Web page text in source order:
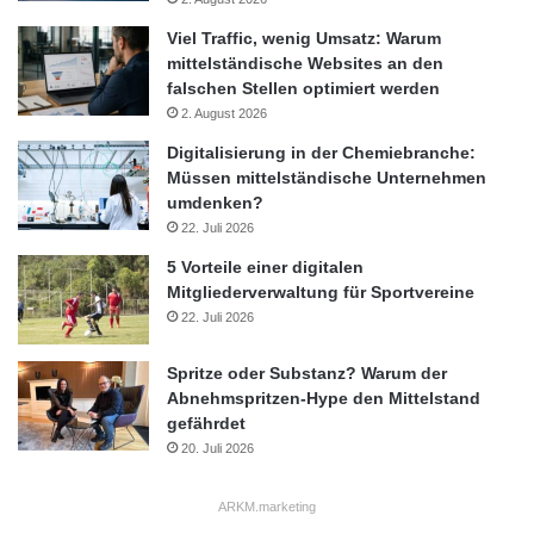
Herausforderungen und
Lösungsansätze für den
Mittelstand
Während Großunternehmen oftmals über die finanziellen und
personellen Mittel verfügen, um nachhaltige Prozesse zügig
umzusetzen, sehen sich mittelständische Betriebe häufig mit
spezifischen Problemen konfrontiert. Hohe Investitionskosten,
fehlende Fachkenntnisse und ein eng getakteter Zeitplan wirken
oftmals als Hemmnisse. Hinzu kommt, dass der Druck seitens
der Kunden, Lieferanten und der Politik mitunter als Belastung
empfunden wird.
Viel Traffic, wenig Umsatz: Warum
mittelständische Websites an den
falschen Stellen optimiert werden
2. August 2026
Digitalisierung in der Chemiebranche:
Müssen mittelständische Unternehmen
umdenken?
22. Juli 2026
5 Vorteile einer digitalen
Mitgliederverwaltung für Sportvereine
22. Juli 2026
Spritze oder Substanz? Warum der
Abnehmspritzen-Hype den Mittelstand
gefährdet
20. Juli 2026
ARKM.marketing